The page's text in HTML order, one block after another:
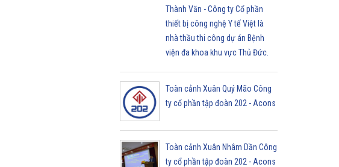
Thành Văn - Công ty Cổ phần
thiết bị công nghệ Y tế Việt là
nhà thầu thi công dự án Bệnh
viện đa khoa khu vực Thủ Đức.
Toàn cảnh Xuân Quý Mão Công
ty cổ phần tập đoàn 202 - Acons
Toàn cảnh Xuân Nhâm Dần Công
ty cổ phần tập đoàn 202 - Acons